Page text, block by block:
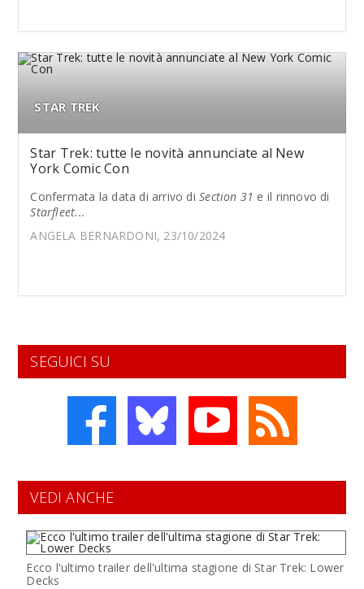
STAR TREK
Star Trek: tutte le novità annunciate al New
York Comic Con
Confermata la data di arrivo diSection 31 e il rinnovo di
Starfleet...
ANGELA BERNARDONI, 23/10/2024
SEGUICI SU
VEDI ANCHE
Ecco l'ultimo trailer dell'ultima stagione di Star Trek: Lower
Decks